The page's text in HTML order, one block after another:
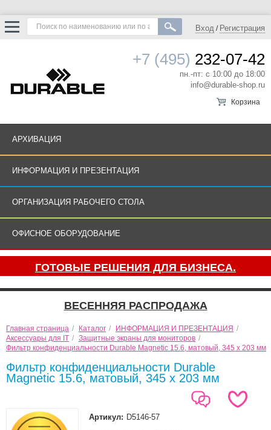
Вход / Регистрация
+7 (495) 232-07-42
пн.-пт: с 10:00 до 18:00
info@durable-shop.ru
Корзина
АРХИВАЦИЯ
ИНФОРМАЦИЯ И ПРЕЗЕНТАЦИЯ
ОРГАНИЗАЦИЯ РАБОЧЕГО СТОЛА
ОФИСНОЕ ОБОРУДОВАНИЕ
ГОТОВЫЕ РЕШЕНИЯ ДЛЯ БИЗНЕСА.
ВЕСЕННЯЯ РАСПРОДАЖА
Главная страница / Каталог / ИНФОРМАЦИЯ И ПРЕЗЕНТАЦИЯ /
Аксессуары для IT / Защитные экраны для мониторов /
Фильтр конфиденциальности Durable Magnetic 15.6, матовый, 345 х 203 мм
Фильтр конфиденциальности Durable
Magnetic 15.6, матовый, 345 х 203 мм
Артикул: D5146-57